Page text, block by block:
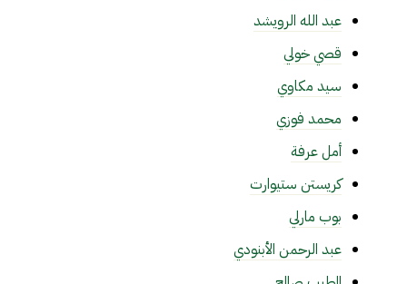
عبد الله الرويشد
قصي خولي
سيد مكاوي
محمد فوزي
أمل عرفة
كريستن ستيوارت
بوب مارلي
عبد الرحمن الأبنودي